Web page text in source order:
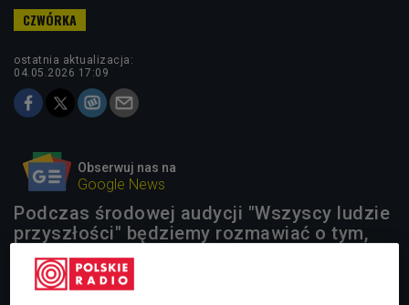
ostatnia aktualizacja:
04.05.2026 17:09
Obserwuj nas na
Google News
Podczas środowej audycji "Wszyscy ludzie
przyszłości" będziemy rozmawiać o tym,
jak będzie wyglądać demografia za 100 lat
od dziś, a także o modularnym robocie
Gizmo.